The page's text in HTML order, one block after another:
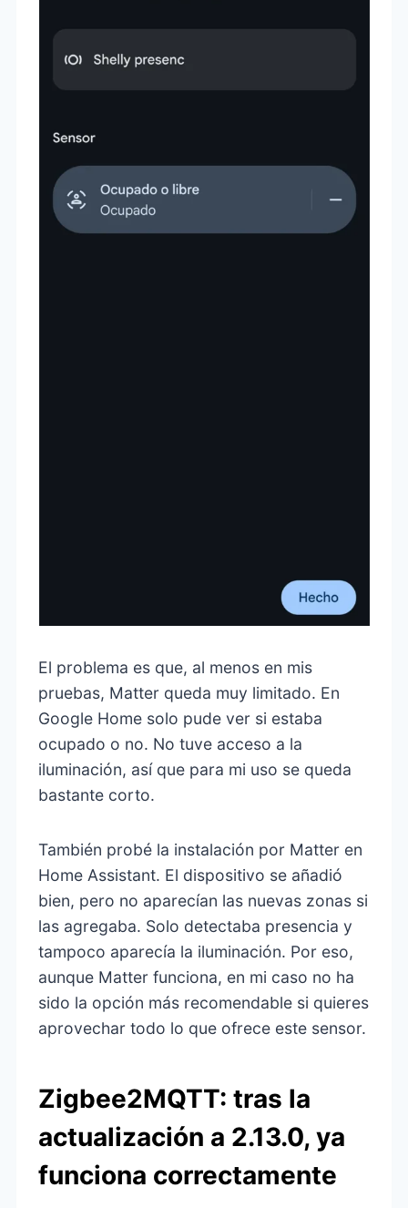
El problema es que, al menos en mis
pruebas, Matter queda muy limitado. En
Google Home solo pude ver si estaba
ocupado o no. No tuve acceso a la
iluminación, así que para mi uso se queda
bastante corto.
También probé la instalación por Matter en
Home Assistant. El dispositivo se añadió
bien, pero no aparecían las nuevas zonas si
las agregaba. Solo detectaba presencia y
tampoco aparecía la iluminación. Por eso,
aunque Matter funciona, en mi caso no ha
sido la opción más recomendable si quieres
aprovechar todo lo que ofrece este sensor.
Zigbee2MQTT: tras la
actualización a 2.13.0, ya
funciona correctamente